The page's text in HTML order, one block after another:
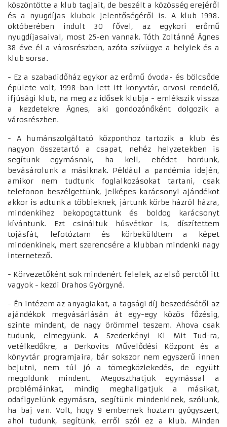
köszöntötte a klub tagjait, de beszélt a közösség erejéről
és a nyugdíjas klubok jelentőségéről is. A klub 1998.
októberében indult 30 fővel, az egykori erőmű
nyugdíjasaival, most 25-en vannak. Tóth Zoltánné Ágnes
38 éve él a városrészben, azóta szívügye a helyiek és a
klub sorsa.
- Ez a szabadidőház egykor az erőmű óvoda- és bölcsőde
épülete volt, 1998-ban lett itt könyvtár, orvosi rendelő,
ifjúsági klub, na meg az idősek klubja - emlékszik vissza
a kezdetekre Ágnes, aki gondozónőként dolgozik a
városrészben.
- A humánszolgáltató központhoz tartozik a klub és
nagyon összetartó a csapat, nehéz helyzetekben is
segítünk egymásnak, ha kell, ebédet hordunk,
bevásárolunk a másiknak. Például a pandémia idején,
amikor nem tudtunk foglalkozásokat tartani, csak
telefonon beszélgettünk, jelképes karácsonyi ajándékot
akkor is adtunk a többieknek, jártunk körbe házról házra,
mindenkihez bekopogtattunk és boldog karácsonyt
kívántunk. Ezt csináltuk húsvétkor is, díszítettem
tojásfát, lefotóztam és körbeküldtem a képet
mindenkinek, mert szerencsére a klubban mindenki nagy
internetező.
- Körvezetőként sok mindenért felelek, az első perctől itt
vagyok - kezdi Drahos Györgyné.
- Én intézem az anyagiakat, a tagsági díj beszedésétől az
ajándékok megvásárlásán át egy-egy közös főzésig,
szinte mindent, de nagy örömmel teszem. Ahova csak
tudunk, elmegyünk. A Szederkényi Ki Mit Tud-ra,
vetélkedőkre, a Derkovits Művelődési Központ és a
könyvtár programjaira, bár sokszor nem egyszerű innen
bejutni, nem túl jó a tömegközlekedés, de együtt
megoldunk mindent. Megoszthatjuk egymással a
problémáinkat, mindig meghallgatjuk a másikat,
odafigyelünk egymásra, segítünk mindenkinek, szólunk,
ha baj van. Volt, hogy 9 embernek hoztam gyógyszert,
ahol tudunk, segítünk, erről szól ez a klub. Minden